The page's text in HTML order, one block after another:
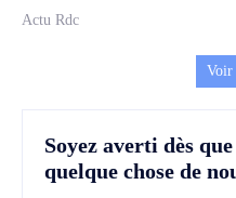
Actu Rdc
Voir
Soyez averti dès
quelque chose de